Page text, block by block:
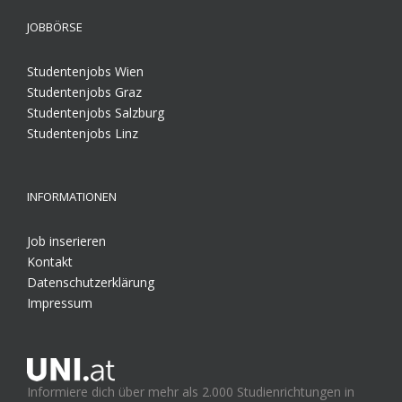
JOBBÖRSE
Studentenjobs Wien
Studentenjobs Graz
Studentenjobs Salzburg
Studentenjobs Linz
INFORMATIONEN
Job inserieren
Kontakt
Datenschutzerklärung
Impressum
Informiere dich über mehr als 2.000 Studienrichtungen in